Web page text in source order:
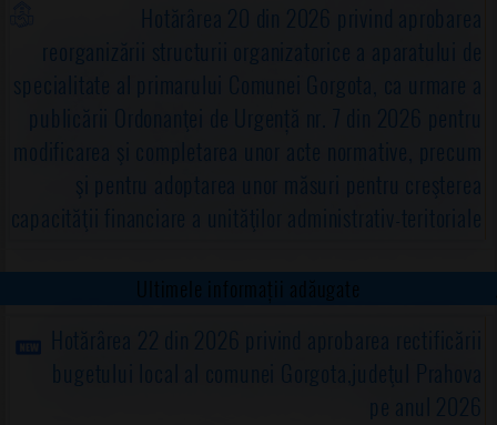
Hotărârea 20 din 2026 privind aprobarea
reorganizării structurii organizatorice a aparatului de
specialitate al primarului Comunei Gorgota, ca urmare a
publicării Ordonanţei de Urgență nr. 7 din 2026 pentru
modificarea şi completarea unor acte normative, precum
şi pentru adoptarea unor măsuri pentru creşterea
capacităţii financiare a unităţilor administrativ-teritoriale
Ultimele informații adăugate
Hotărârea 22 din 2026 privind aprobarea rectificării
bugetului local al comunei Gorgota,judeţul Prahova
pe anul 2026